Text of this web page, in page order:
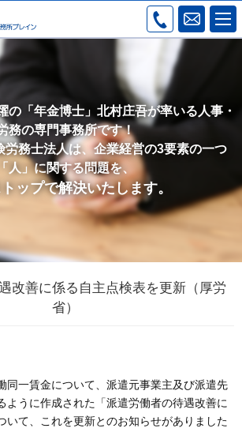
の「年金博士」北村庄吾が率いる人事・
務の専門事務所です！
労務士法人は、企業経営の3要素の一つ
「人」に関する問題を、
ップで解決いたします。
改善に係る自主点検表を更新（厚労
省）
同一賃金について、派遣元事業主及び派遣先
ように作成された「派遣労働者の待遇改善に
いて、これを更新とのお知らせがありました